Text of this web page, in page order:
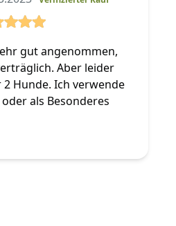
gut angenommen,
Aber leider
Hunde. Ich verwende
als Besonderes